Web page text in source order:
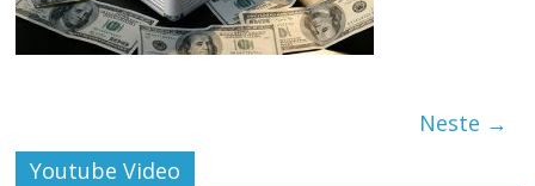
Neste →
Youtube Video